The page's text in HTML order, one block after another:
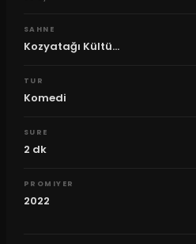
SAHNE
Kozyatağı Kültü...
TUR
Komedi
SURE
2 dk
PROMIYER
2022